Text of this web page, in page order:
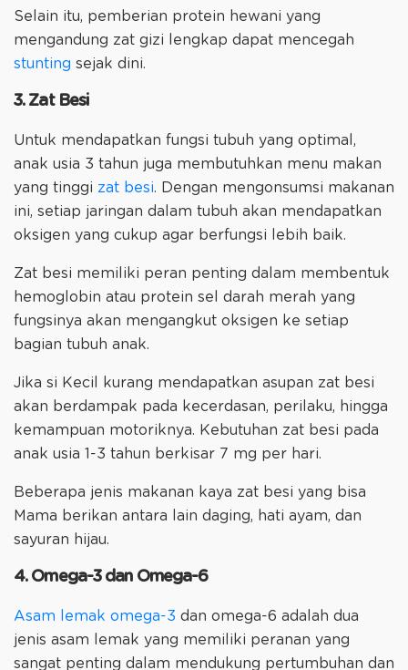
Selain itu, pemberian protein hewani yang
mengandung zat gizi lengkap dapat mencegah
stunting sejak dini.
3. Zat Besi
Untuk mendapatkan fungsi tubuh yang optimal,
anak usia 3 tahun juga membutuhkan menu makan
yang tinggi zat besi. Dengan mengonsumsi makanan
ini, setiap jaringan dalam tubuh akan mendapatkan
oksigen yang cukup agar berfungsi lebih baik.
Zat besi memiliki peran penting dalam membentuk
hemoglobin atau protein sel darah merah yang
fungsinya akan mengangkut oksigen ke setiap
bagian tubuh anak.
Jika si Kecil kurang mendapatkan asupan zat besi
akan berdampak pada kecerdasan, perilaku, hingga
kemampuan motoriknya. Kebutuhan zat besi pada
anak usia 1-3 tahun berkisar 7 mg per hari.
Beberapa jenis makanan kaya zat besi yang bisa
Mama berikan antara lain daging, hati ayam, dan
sayuran hijau.
4. Omega-3 dan Omega-6
Asam lemak omega-3 dan omega-6 adalah dua
jenis asam lemak yang memiliki peranan yang
sangat penting dalam mendukung pertumbuhan dan